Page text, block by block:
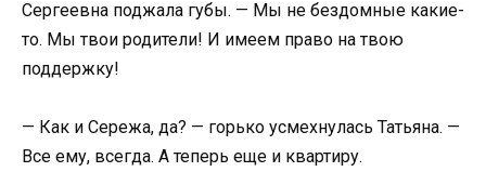
Сергеевна поджала губы. — Мы не бездомные какие-
то. Мы твои родители! И имеем право на твою
поддержку!
— Как и Сережа, да? — горько усмехнулась Татьяна. —
Все ему, всегда. А теперь еще и квартиру.